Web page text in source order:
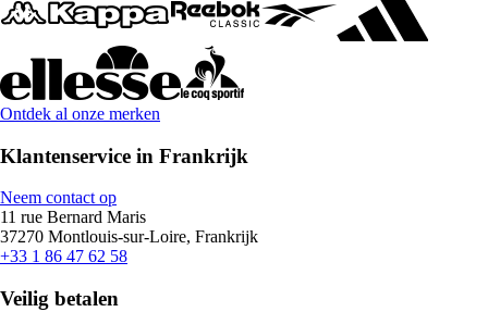
Ontdek al onze merken
Klantenservice in Frankrijk
Neem contact op
11 rue Bernard Maris
37270 Montlouis-sur-Loire, Frankrijk
+33 1 86 47 62 58
Veilig betalen